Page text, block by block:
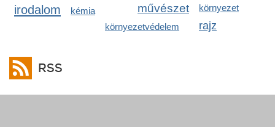
művészet
irodalom környezet
kémia
környezetvédelem
rajz
RSS